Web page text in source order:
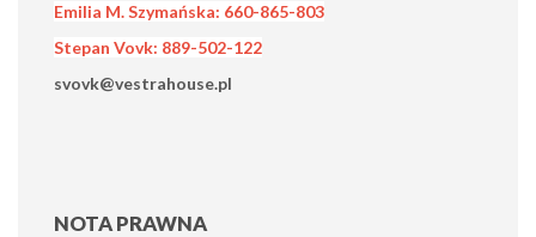
Emilia M. Szymańska: 660-865-803
Stepan Vovk: 889-502-122
svovk@vestrahouse.pl
NOTA PRAWNA